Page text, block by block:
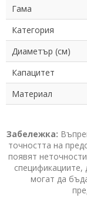
Гама
Категория
Диаметър (см)
Капацитет
Материал
Забележка:
точността на
появят
спецификациите,
могат да